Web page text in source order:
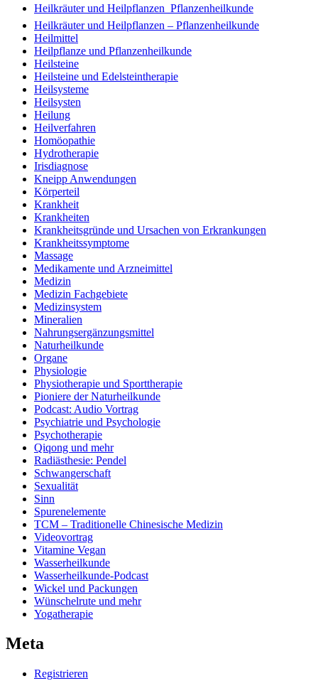
Heilkräuter und Heilpflanzen  Pflanzenheilkunde
Heilkräuter und Heilpflanzen – Pflanzenheilkunde
Heilmittel
Heilpflanze und Pflanzenheilkunde
Heilsteine
Heilsteine und Edelsteintherapie
Heilsysteme
Heilsysten
Heilung
Heilverfahren
Homöopathie
Hydrotherapie
Irisdiagnose
Kneipp Anwendungen
Körperteil
Krankheit
Krankheiten
Krankheitsgründe und Ursachen von Erkrankungen
Krankheitssymptome
Massage
Medikamente und Arzneimittel
Medizin
Medizin Fachgebiete
Medizinsystem
Mineralien
Nahrungsergänzungsmittel
Naturheilkunde
Organe
Physiologie
Physiotherapie und Sporttherapie
Pioniere der Naturheilkunde
Podcast: Audio Vortrag
Psychiatrie und Psychologie
Psychotherapie
Qiqong und mehr
Radiästhesie: Pendel
Schwangerschaft
Sexualität
Sinn
Spurenelemente
TCM – Traditionelle Chinesische Medizin
Videovortrag
Vitamine Vegan
Wasserheilkunde
Wasserheilkunde-Podcast
Wickel und Packungen
Wünschelrute und mehr
Yogatherapie
Meta
Registrieren